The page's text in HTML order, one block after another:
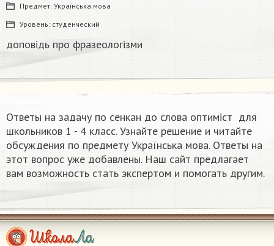
Предмет: Українська мова
Уровень: студенческий
доповідь про фразеологізми ​
Ответы на задачу по сенкан до слова оптиміст ​ для
школьников 1 - 4 класс. Узнайте решение и читайте
обсуждения по предмету Українська мова. Ответы на
этот вопрос уже добавлены. Наш сайт предлагает
вам возможность стать экспертом и помогать другим.